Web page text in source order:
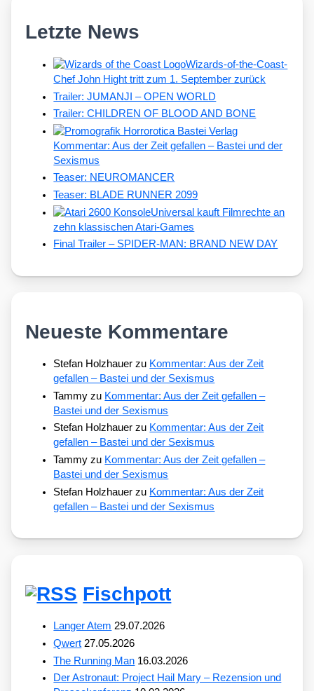
Letzte News
Wizards-of-the-Coast-
Chef John Hight tritt zum 1. September zurück
Trailer: JUMANJI – OPEN WORLD
Trailer: CHILDREN OF BLOOD AND BONE
Kommentar: Aus der Zeit gefallen – Bastei und der
Sexismus
Teaser: NEUROMANCER
Teaser: BLADE RUNNER 2099
Universal kauft Filmrechte an
zehn klassischen Atari-Games
Final Trailer – SPIDER-MAN: BRAND NEW DAY
Neueste Kommentare
Stefan Holzhauer zu Kommentar: Aus der Zeit
gefallen – Bastei und der Sexismus
Tammy zu Kommentar: Aus der Zeit gefallen –
Bastei und der Sexismus
Stefan Holzhauer zu Kommentar: Aus der Zeit
gefallen – Bastei und der Sexismus
Tammy zu Kommentar: Aus der Zeit gefallen –
Bastei und der Sexismus
Stefan Holzhauer zu Kommentar: Aus der Zeit
gefallen – Bastei und der Sexismus
Fischpott
Langer Atem 29.07.2026
Qwert 27.05.2026
The Running Man 16.03.2026
Der Astronaut: Project Hail Mary – Rezension und